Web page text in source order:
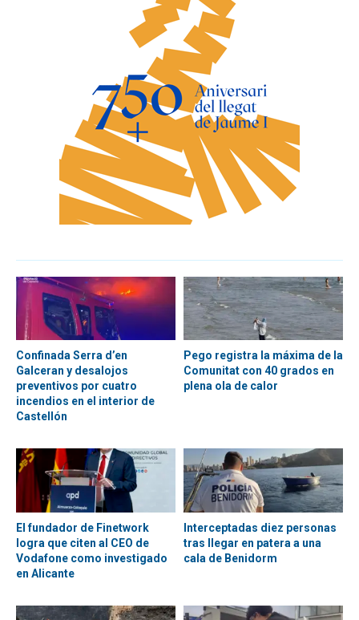
Confinada Serra d’en
Galceran y desalojos
preventivos por cuatro
incendios en el interior de
Castellón
Pego registra la máxima de la
Comunitat con 40 grados en
plena ola de calor
El fundador de Finetwork
logra que citen al CEO de
Vodafone como investigado
en Alicante
Interceptadas diez personas
tras llegar en patera a una
cala de Benidorm